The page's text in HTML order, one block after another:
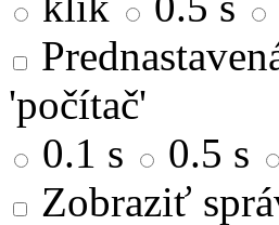
'počítač'
0.1 s
0.5 s
Zobraziť